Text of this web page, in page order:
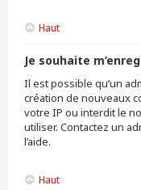
Haut
Je souhaite
Il est possible qu’un
création de nouveaux
votre IP ou interdit le
utiliser. Contactez un
l’aide.
Haut